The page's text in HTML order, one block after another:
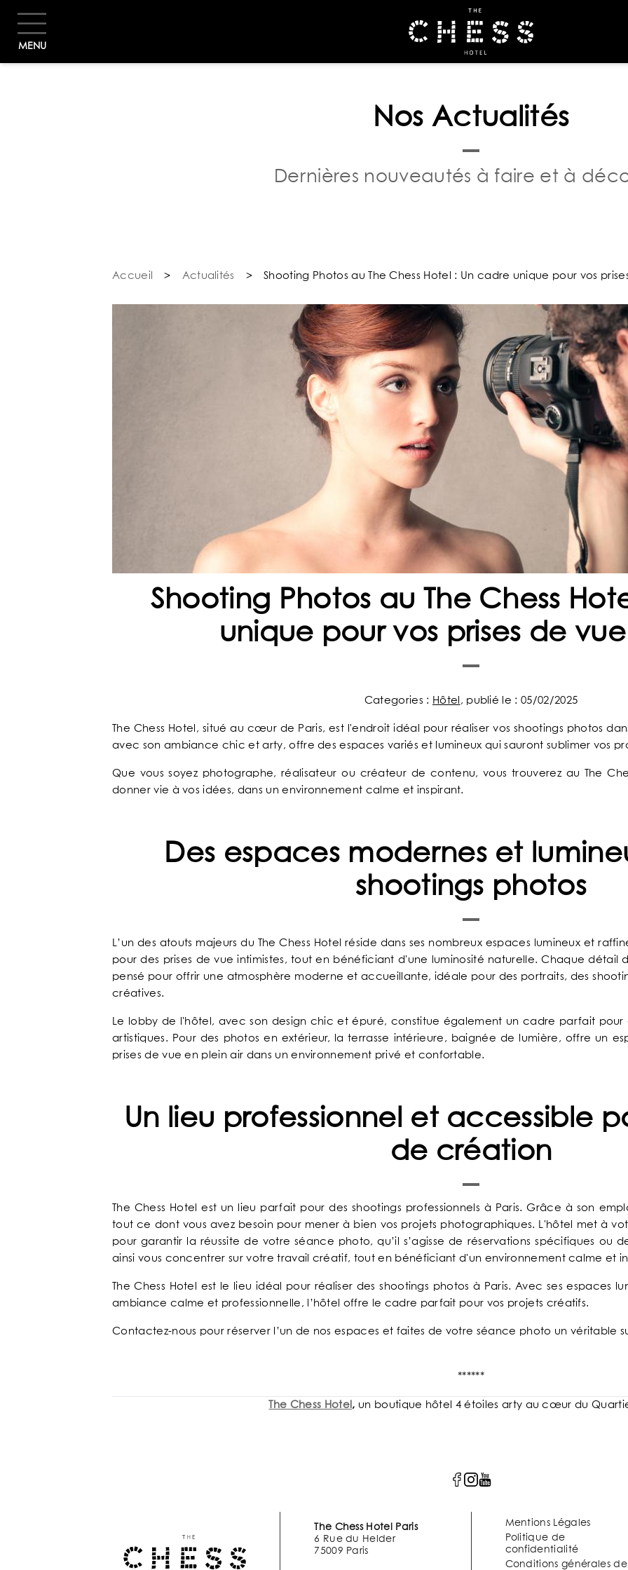
MENU
ACCUEIL
NOTRE UNIVERS
NOS CHAMBRES & SUITES
NOS ENGAGEMENTS
GALERIE PHOTOS
SITUATION
FAQ
RÉSERVER
Nos Actualités
Dernières nouveautés à faire et à
Accueil > Actualités > Shooting Photos au The Chess Hotel : Un cadre unique pour vos
Shooting Photos au The Chess
unique pour vos prises de
Categories : Hôtel , publié le : 05/02/2025
The Chess Hotel, situé au cœur de Paris, est l'endroit idéal pour réaliser vos shootings photos
avec son ambiance chic et arty, offre des espaces variés et lumineux qui sauront sublimer vos
Que vous soyez photographe, réalisateur ou créateur de contenu, vous trouverez au The
donner vie à vos idées, dans un environnement calme et inspirant.
Des espaces modernes et
shootings photos
L’un des atouts majeurs du The Chess Hotel réside dans ses nombreux espaces lumineux et
pour des prises de vue intimistes, tout en bénéficiant d'une luminosité naturelle. Chaque
pensé pour offrir une atmosphère moderne et accueillante, idéale pour des portraits, des
créatives.
Le lobby de l'hôtel, avec son design chic et épuré, constitue également un cadre parfait pour
artistiques. Pour des photos en extérieur, la terrasse intérieure, baignée de lumière, offre un
prises de vue en plein air dans un environnement privé et confortable.
Un lieu professionnel et accessible
de création
The Chess Hotel est un lieu parfait pour des shootings professionnels à Paris. Grâce à son
tout ce dont vous avez besoin pour mener à bien vos projets photographiques. L'hôtel met à
pour garantir la réussite de votre séance photo, qu’il s’agisse de réservations spécifiques ou
ainsi vous concentrer sur votre travail créatif, tout en bénéficiant d'un environnement calme et
The Chess Hotel est le lieu idéal pour réaliser des shootings photos à Paris. Avec ses espaces
ambiance calme et professionnelle, l’hôtel offre le cadre parfait pour vos projets créatifs.
Contactez-nous pour réserver l’un de nos espaces et faites de votre séance photo un véritable
******
The Chess Hotel , un boutique hôtel 4 étoiles arty au cœur du
The Chess Hotel Paris
6 Rue du Helder
75009 Paris
Mentions Légales
Politique de
confidentialité
Conditions générales de